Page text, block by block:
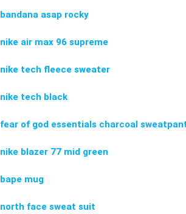
bandana asap rocky
nike air max 96 supreme
nike tech fleece sweater
nike tech black
fear of god essentials charcoal
nike blazer 77 mid green
bape mug
north face sweat suit